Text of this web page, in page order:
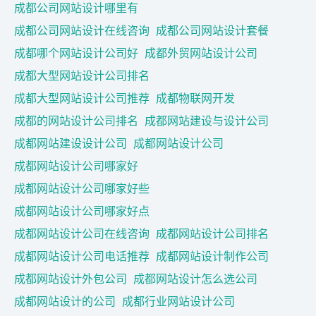
成都公司网站设计哪里有
成都公司网站设计在线咨询 成都公司网站设计套餐
成都哪个网站设计公司好 成都外贸网站设计公司
成都大型网站设计公司排名
成都大型网站设计公司推荐 成都物联网开发
成都的网站设计公司排名 成都网站建设与设计公司
成都网站建设设计公司 成都网站设计公司
成都网站设计公司哪家好
成都网站设计公司哪家好些
成都网站设计公司哪家好点
成都网站设计公司在线咨询 成都网站设计公司排名
成都网站设计公司电话推荐 成都网站设计制作公司
成都网站设计外包公司 成都网站设计怎么选公司
成都网站设计的公司 成都行业网站设计公司